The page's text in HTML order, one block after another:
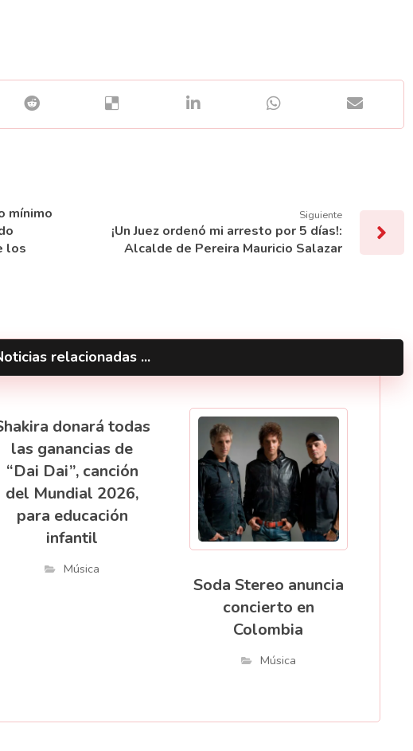
mínimo
los
Siguiente
¡Un Juez ordenó mi arresto por 5 días!:
Alcalde de Pereira Mauricio Salazar
relacionadas ...
donará todas
las ganancias de
“Dai Dai”, canción
del Mundial 2026,
para educación
infantil
Música
Soda Stereo anuncia
concierto en
Colombia
Música